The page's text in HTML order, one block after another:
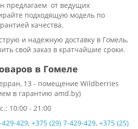
предлагаем от ведущих
подходящую модель по
качества.
и надежную доставку в Гомель,
свой заказ в кратчайшие сроки.
в Гомеле
13 - помещение Wildberries
в гарантию amd.by)
10:00 - 21:00
429-429, +375 (29) 7-429-429, +375 (25)